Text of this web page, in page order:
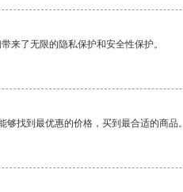
来了无限的隐私保护和安全性保护。
找到最优惠的价格，买到最合适的商品。